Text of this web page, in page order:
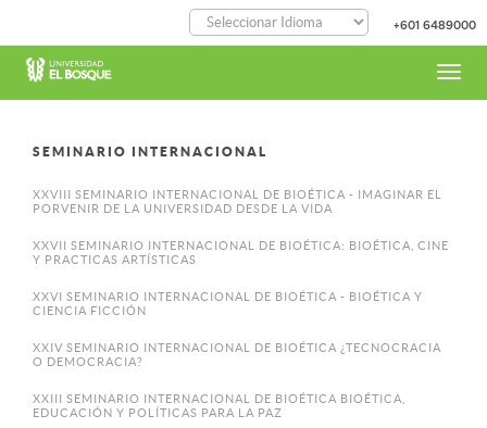
contenido
principal
+601 6489000
SEMINARIO INTERNACIONAL
XXVIII SEMINARIO INTERNACIONAL DE BIOÉTICA - IMAGINAR EL
PORVENIR DE LA UNIVERSIDAD DESDE LA VIDA
XXVII SEMINARIO INTERNACIONAL DE BIOÉTICA: BIOÉTICA, CINE
Y PRACTICAS ARTÍSTICAS
XXVI SEMINARIO INTERNACIONAL DE BIOÉTICA - BIOÉTICA Y
CIENCIA FICCIÓN
XXIV SEMINARIO INTERNACIONAL DE BIOÉTICA ¿TECNOCRACIA
O DEMOCRACIA?
XXIII SEMINARIO INTERNACIONAL DE BIOÉTICA BIOÉTICA,
EDUCACIÓN Y POLÍTICAS PARA LA PAZ